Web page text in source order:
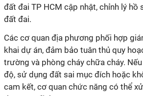
đất đai TP HCM cập nhật, chỉnh lý hồ
đất đai.
Các cơ quan địa phương phối hợp
khai dự án, đảm bảo tuân thủ quy
trường và phòng cháy chữa cháy.
độ, sử dụng đất sai mục đích hoặc
cam kết, cơ quan chức năng có thể